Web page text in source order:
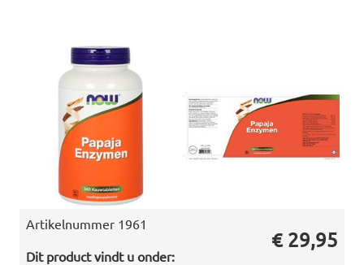
Artikelnummer 1961
Dit product vindt u onder:
€ 29,95